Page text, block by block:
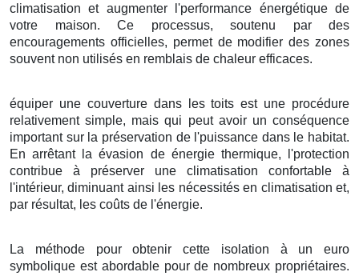
climatisationet augmenterl'performance énergétiquede
votre maison. Ce processus, soutenu par des
encouragements officielles, permet de modifier deszones
souvent non utilisés en remblais de chaleur efficaces.
équiper une couverturedans lestoits est une procédure
relativementsimple, mais qui peut avoir unconséquence
importantsur la préservation de l'puissance dans le habitat.
Enarrêtantlaévasion de énergie thermique, l'protection
contribue à préserver une climatisation confortable à
l'intérieur,diminuantainsi les nécessitésen climatisation et,
par résultat, les coûts de l'énergie.
La méthodepourobtenir cette isolation à un
euro
symbolique est abordablepour de nombreux propriétaires.